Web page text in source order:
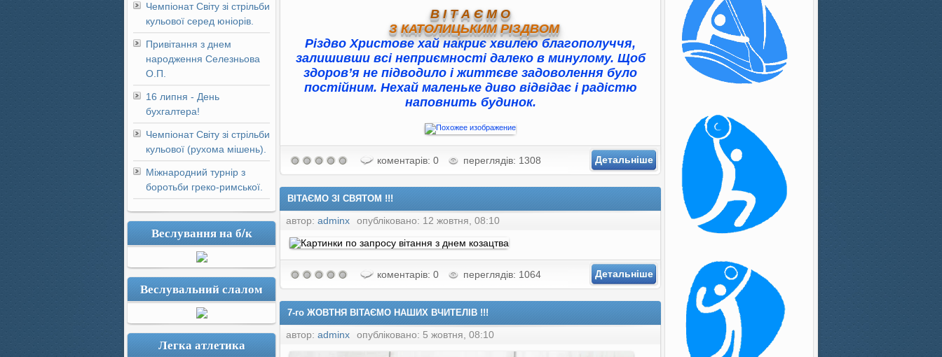
Чемпіонат Світу зі стрільби
кульової серед юніорів.
Привітання з днем
народження Селезньова
О.П.
16 липня - День
бухгалтера!
Чемпіонат Світу зі стрільби
кульової (рухома мішень).
Міжнародний турнір з
боротьби греко-римської.
Веслування на б/к
Веслувальний слалом
Легка атлетика
В І Т А Є М О
З КАТОЛИЦЬКИМ РІЗДВОМ
Різдво Христове хай накриє хвилею благополуччя,
залишивши всі неприємності далеко в минулому. Щоб
здоров’я не підводило і життєве задоволення було
постійним. Нехай маленьке диво відвідає і радістю
наповнить будинок.
коментарів: 0 переглядів: 1308 Детальніше
ВІТАЄМО ЗІ СВЯТОМ !!!
автор: adminx опубліковано: 12 жовтня, 08:10
коментарів: 0 переглядів: 1064 Детальніше
7-го ЖОВТНЯ ВІТАЄМО НАШИХ ВЧИТЕЛІВ !!!
автор: adminx опубліковано: 5 жовтня, 08:10